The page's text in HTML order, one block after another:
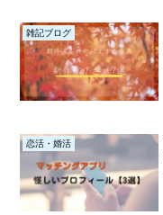
雑記ブログ
恋活・婚活